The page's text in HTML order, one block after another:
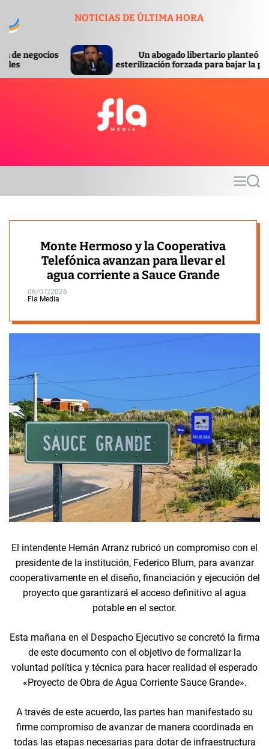
t
NOTICIAS DE ÚLTIMA HORA
Un abogado libertario planteó la
esterilización forzada para bajar la pobreza
a
MS
Monte Hermoso y la Cooperativa
Telefónica avanzan para llevar el
agua corriente a Sauce Grande
06/07/2026
Fla Media
El intendente Hernán Arranz rubricó un compromiso con el
presidente de la institución, Federico Blum, para avanzar
cooperativamente en el diseño, financiación y ejecución del
proyecto que garantizará el acceso definitivo al agua
potable en el sector.
Esta mañana en el Despacho Ejecutivo se concretó la firma
de este documento con el objetivo de formalizar la
voluntad política y técnica para hacer realidad el esperado
«Proyecto de Obra de Agua Corriente Sauce Grande».
A través de este acuerdo, las partes han manifestado su
firme compromiso de avanzar de manera coordinada en
todas las etapas necesarias para dotar de infraestructura